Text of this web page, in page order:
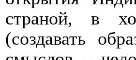
страной, в
(создавать